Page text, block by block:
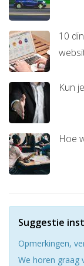
10
Kun
Hoe
Suggestie
Opmerkingen,
We horen graag